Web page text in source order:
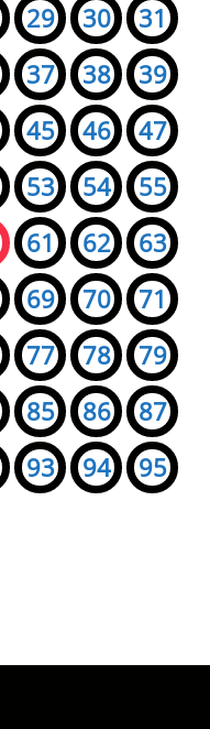
29 30
31
37 38
39
45 46
47
53 54
55
61 62
63
69 70
71
77 78
79
85 86
87
93 94
95